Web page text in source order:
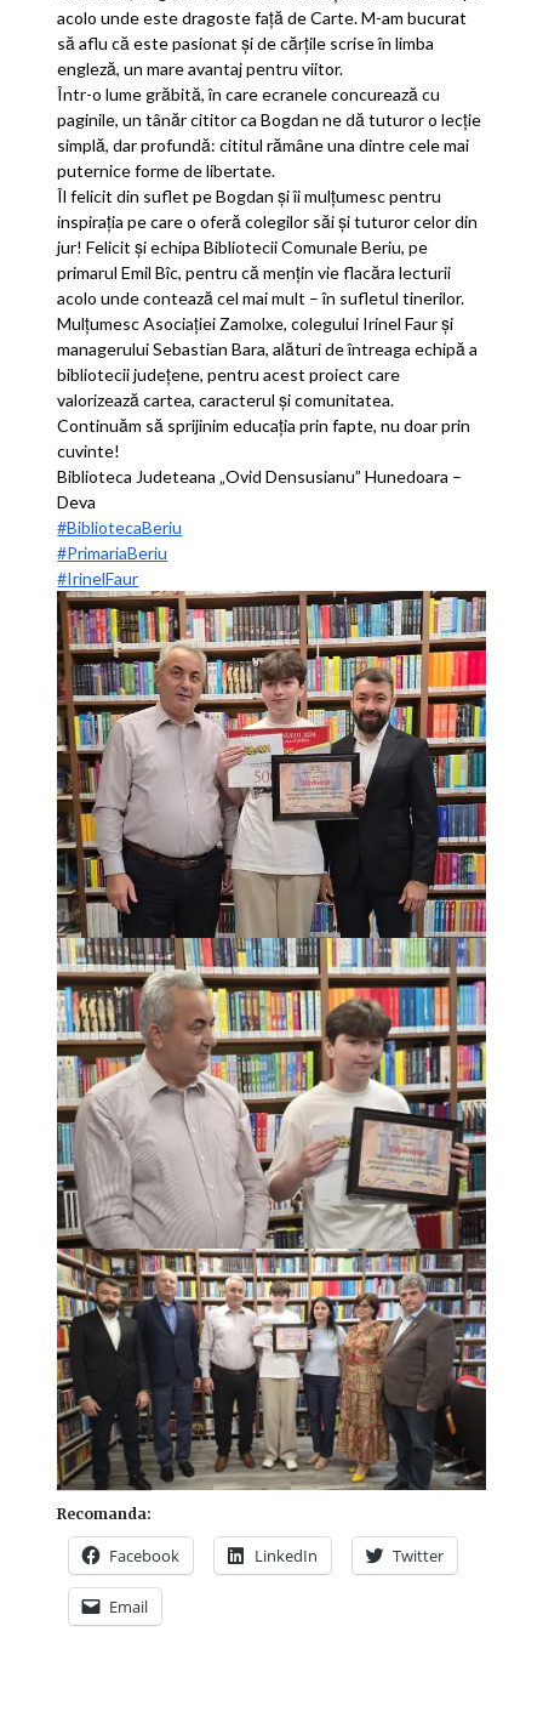
acolo unde este dragoste față de Carte. M-am bucurat
să aflu că este pasionat și de cărțile scrise în limba
engleză, un mare avantaj pentru viitor.
Într-o lume grăbită, în care ecranele concurează cu
paginile, un tânăr cititor ca Bogdan ne dă tuturor o lecție
simplă, dar profundă: cititul rămâne una dintre cele mai
puternice forme de libertate.
Îl felicit din suflet pe Bogdan și îi mulțumesc pentru
inspirația pe care o oferă colegilor săi și tuturor celor din
jur! Felicit și echipa Bibliotecii Comunale Beriu, pe
primarul Emil Bîc, pentru că mențin vie flacăra lecturii
acolo unde contează cel mai mult – în sufletul tinerilor.
Mulțumesc Asociației Zamolxe, colegului Irinel Faur și
managerului Sebastian Bara, alături de întreaga echipă a
bibliotecii județene, pentru acest proiect care
valorizează cartea, caracterul și comunitatea.
Continuăm să sprijinim educația prin fapte, nu doar prin
cuvinte!
Biblioteca Judeteana „Ovid Densusianu” Hunedoara –
Deva
#BibliotecaBeriu
#PrimariaBeriu
#IrinelFaur
Recomanda:
Facebook LinkedIn Twitter
Email